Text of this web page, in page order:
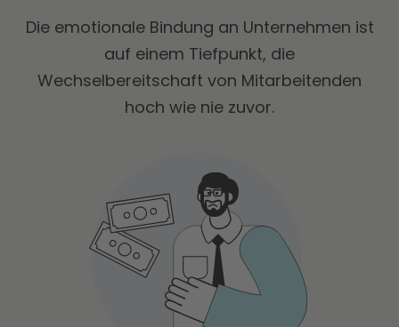
Die emotionale Bindung an Unternehmen ist
auf einem Tiefpunkt, die
Wechselbereitschaft von Mitarbeitenden
hoch wie nie zuvor.